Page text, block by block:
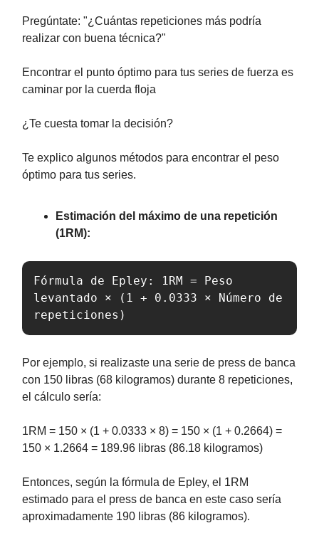
Pregúntate: "¿Cuántas repeticiones más podría
realizar con buena técnica?"
Encontrar el punto óptimo para tus series de fuerza es
caminar por la cuerda floja
¿Te cuesta tomar la decisión?
Te explico algunos métodos para encontrar el peso
óptimo para tus series.
Estimación del máximo de una repetición
(1RM):
Fórmula de Epley: 1RM = Peso
levantado × (1 + 0.0333 × Número de
repeticiones)
Por ejemplo, si realizaste una serie de press de banca
con 150 libras (68 kilogramos) durante 8 repeticiones,
el cálculo sería:
1RM = 150 × (1 + 0.0333 × 8) = 150 × (1 + 0.2664) =
150 × 1.2664 = 189.96 libras (86.18 kilogramos)
Entonces, según la fórmula de Epley, el 1RM
estimado para el press de banca en este caso sería
aproximadamente 190 libras (86 kilogramos).